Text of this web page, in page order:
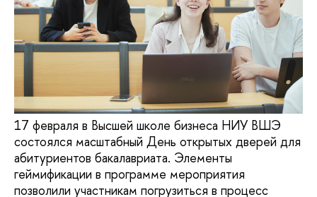
17 февраля в Высшей школе бизнеса НИУ ВШЭ
состоялся масштабный День открытых дверей для
абитуриентов бакалавриата. Элементы
геймификации в программе мероприятия
позволили участникам погрузиться в процесс